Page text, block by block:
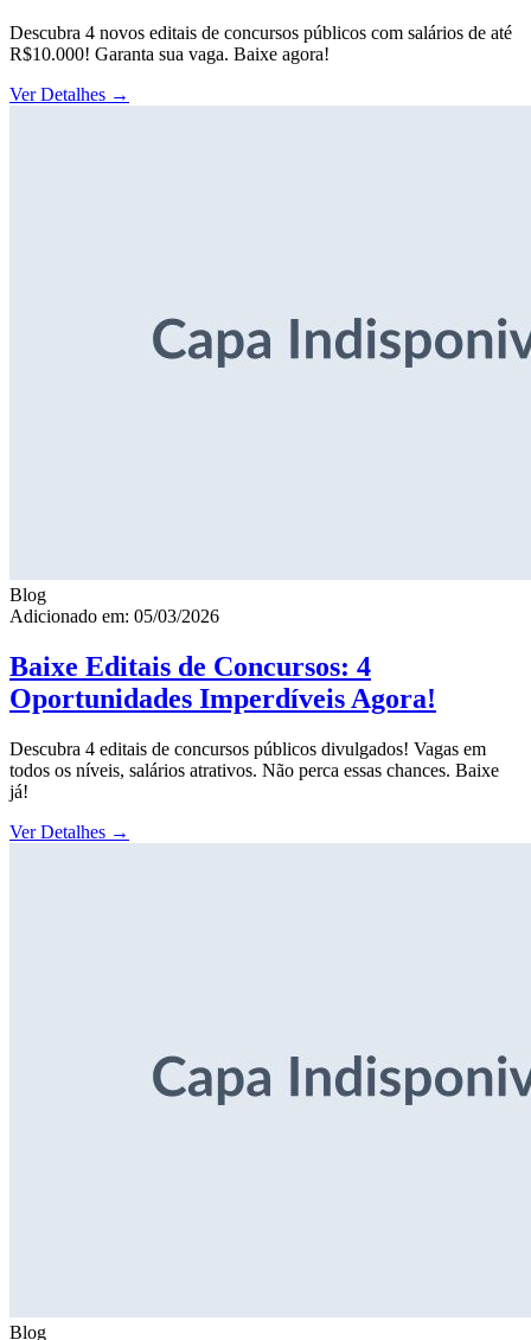
Descubra 4 novos editais de concursos públicos com salários de até
R$10.000! Garanta sua vaga. Baixe agora!
Ver Detalhes →
Blog
Adicionado em: 05/03/2026
Baixe Editais de Concursos: 4
Oportunidades Imperdíveis Agora!
Descubra 4 editais de concursos públicos divulgados! Vagas em
todos os níveis, salários atrativos. Não perca essas chances. Baixe
já!
Ver Detalhes →
Blog